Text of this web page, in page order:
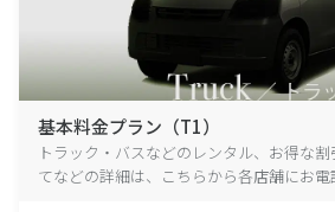
基本料金プラン（T1）
トラック・バスなどのレンタル、お得な
てなどの詳細は、こちらから各店舗にお電